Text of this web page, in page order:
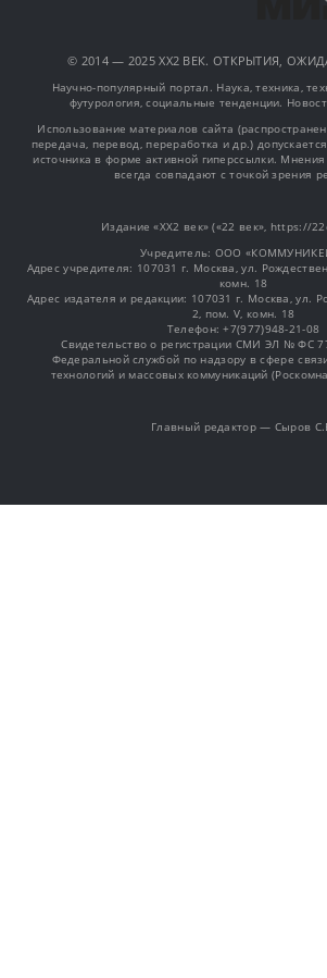
© 2014 — 2025 XX2 ВЕК. ОТКРЫТИЯ,
Научно-популярный портал. Наука, техника,
футурология, социальные тенденции.
Использование материалов сайта
передача, перевод, переработка и др.)
источника в форме активной гиперссылки.
всегда совпадают с точкой зрения
Издание «XX2 век» («22 век», https://
Учредитель: OOO
Адрес учредителя: 107031 г. Москва, ул.
комн. 18
Адрес издателя и редакции: 107031 г. Москва, ул.
2, пом. V, комн. 18
Телефон: +7(977)948-21-08
Свидетельство о регистрации СМИ ЭЛ № ФС
Федеральной службой по надзору в сфере
технологий и массовых коммуникаций
Главный редактор — Сыров